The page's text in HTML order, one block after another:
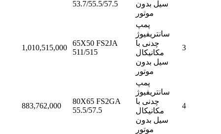
سیل بدون
موتور
53.7/55.5/57.5
1,010,515,000
65X50 FS2JA
511/515
پمپ
سانتریفیوژ
چدنی با
مکانیکال
سیل بدون
موتور
3
883,762,000
80X65 FS2GA
55.5/57.5
پمپ
سانتریفیوژ
چدنی با
مکانیکال
سیل بدون
موتور
4